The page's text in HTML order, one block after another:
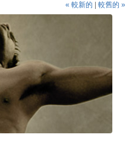
« 較新的 較舊的 »